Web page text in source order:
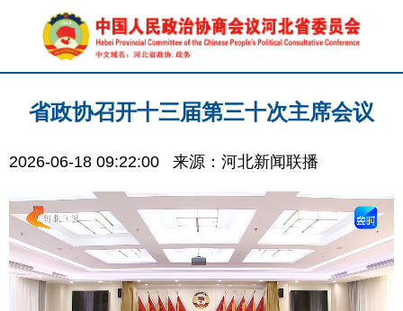
省政协召开十三届第三十次主席会议
2026-06-18 09:22:00 来源：河北新闻联播